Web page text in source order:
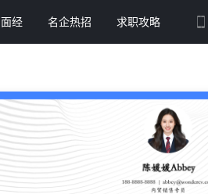
面经 名企热招 求职攻略